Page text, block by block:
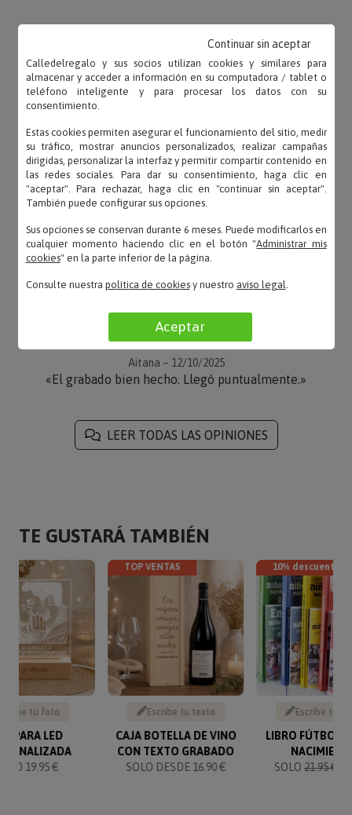
OPINIONES
MARTÍN – 02/11/2025
«Satisfecho con la compra»
Sonia – 22/10/2025
«Ha quedado muy bonita, es para un regalo. Espero
que guste.»
Aitana – 12/10/2025
«El grabado bien hecho. Llegó puntualmente.»
LEER TODAS LAS OPINIONES
TE GUSTARÁ TAMBIÉN
Sube tu foto
LED
19.95 €
TOP VENTAS
Escribe tu texto
CAJA BOTELLA DE VINO
CON TEXTO GRABADO
SOLO DESDE 16.90 €
10% descuento
Escribe tu
LIBRO FÚTBOL
SOLO21.95 €
Calledelregalo y sus socios utilizan cookies y similares para
almacenar y acceder a información en su computadora / tablet o
teléfono inteligente y para procesar los datos con su
consentimiento.
Estas cookies permiten asegurar el funcionamiento del sitio, medir
su tráfico, mostrar anuncios personalizados, realizar campañas
dirigidas, personalizar la interfaz y permitir compartir contenido en
las redes sociales. Para dar su consentimiento, haga clic en
"aceptar". Para rechazar, haga clic en "continuar sin aceptar".
También puede configurar sus opciones.
Sus opciones se conservan durante 6 meses. Puede modificarlos en
cualquier momento haciendo clic en el botón "Administrar mis
cookies" en la parte inferior de la página.
Consulte nuestra política de cookiesy nuestro aviso legal
Aceptar
Continuar sin aceptar